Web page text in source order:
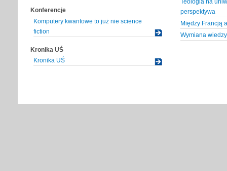
Konferencje
Komputery kwantowe to już nie science
fiction
Kronika UŚ
Kronika UŚ
Teologia na
perspektywa
Między Francją
Wymiana